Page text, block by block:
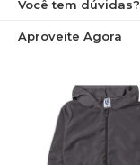
Você tem dúvidas?
Aproveite Agora